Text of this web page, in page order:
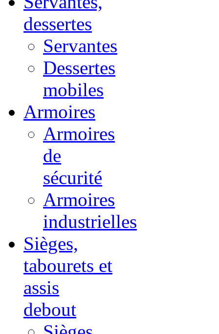
dessertes
Servantes
Dessertes
mobiles
Armoires
Armoires
de
sécurité
Armoires
industrielles
Sièges,
tabourets et
assis
debout